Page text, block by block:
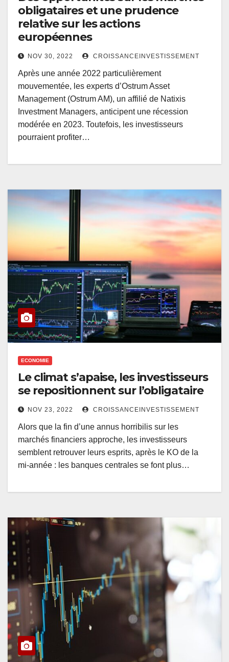
obligataires et une prudence
relative sur les actions
européennes
NOV 30, 2022 CROISSANCEINVESTISSEMENT
Après une année 2022 particulièrement
mouvementée, les experts d’Ostrum Asset
Management (Ostrum AM), un affilié de Natixis
Investment Managers, anticipent une récession
modérée en 2023. Toutefois, les investisseurs
pourraient profiter…
ECONOMIE
Le climat s’apaise, les investisseurs
se repositionnent sur l’obligataire
NOV 23, 2022 CROISSANCEINVESTISSEMENT
Alors que la fin d’une annus horribilis sur les
marchés financiers approche, les investisseurs
semblent retrouver leurs esprits, après le KO de la
mi-année : les banques centrales se font plus…